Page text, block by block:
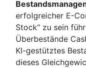
erfolgreicher E-
Stock“ zu sein
Überbestände
KI-gestütztes
dieses